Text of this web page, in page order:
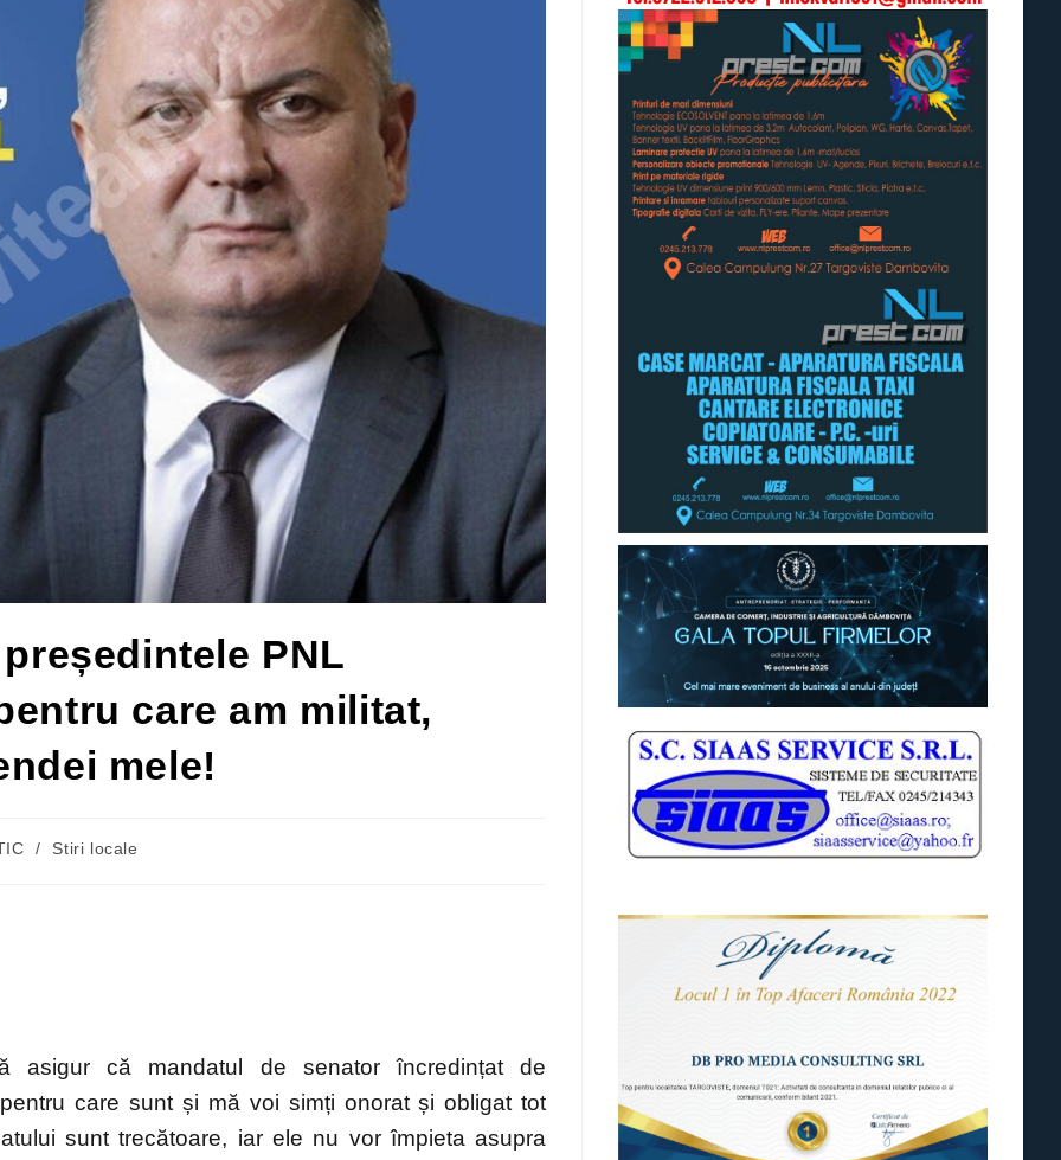
PNL
care am militat,
mele!
/ Stiri locale
că mandatul de senator încredințat de
care sunt și mă voi simți onorat și obligat tot
sunt trecătoare, iar ele nu vor împieta asupra